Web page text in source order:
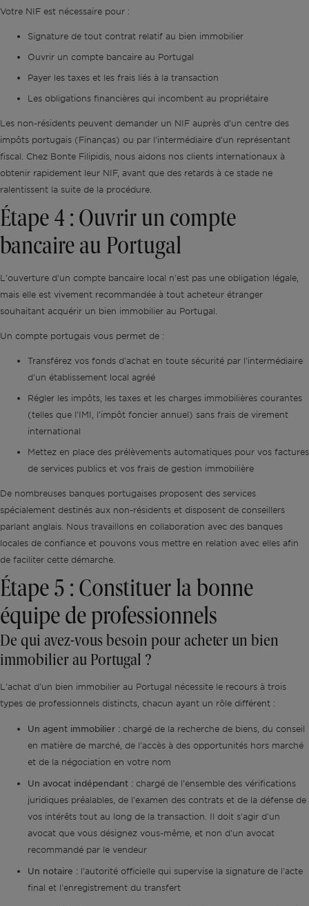
Votre NIF est nécessaire pour :
Signature de tout contrat relatif au bien immobilier
Ouvrir un compte bancaire au Portugal
Payer les taxes et les frais liés à la transaction
Les obligations financières qui incombent au propriétaire
Les non-résidents peuvent demander un NIF auprès d'un centre des
impôts portugais (Finanças) ou par l'intermédiaire d'un représentant
fiscal. Chez Bonte Filipidis, nous aidons nos clients internationaux à
obtenir rapidement leur NIF, avant que des retards à ce stade ne
ralentissent la suite de la procédure.
Étape 4 : Ouvrir un compte
bancaire au Portugal
L'ouverture d'un compte bancaire local n'est pas une obligation légale,
mais elle est vivement recommandée à tout acheteur étranger
souhaitant acquérir un bien immobilier au Portugal.
Un compte portugais vous permet de :
Transférez vos fonds d'achat en toute sécurité par l'intermédiaire
d'un établissement local agréé
Régler les impôts, les taxes et les charges immobilières courantes
(telles que l'IMI, l'impôt foncier annuel) sans frais de virement
international
Mettez en place des prélèvements automatiques pour vos factures
de services publics et vos frais de gestion immobilière
De nombreuses banques portugaises proposent des services
spécialement destinés aux non-résidents et disposent de conseillers
parlant anglais. Nous travaillons en collaboration avec des banques
locales de confiance et pouvons vous mettre en relation avec elles afin
de faciliter cette démarche.
Étape 5 : Constituer la bonne
équipe de professionnels
De qui avez-vous besoin pour acheter un bien
immobilier au Portugal ?
L'achat d'un bien immobilier au Portugal nécessite le recours à trois
types de professionnels distincts, chacun ayant un rôle différent :
Un agent immobilier : chargé de la recherche de biens, du conseil
en matière de marché, de l'accès à des opportunités hors marché
et de la négociation en votre nom
Un avocat indépendant : chargé de l'ensemble des vérifications
juridiques préalables, de l'examen des contrats et de la défense de
vos intérêts tout au long de la transaction. Il doit s'agir d'un
avocat que vous désignez vous-même, et non d'un avocat
recommandé par le vendeur
Un notaire : l'autorité officielle qui supervise la signature de l'acte
final et l'enregistrement du transfert